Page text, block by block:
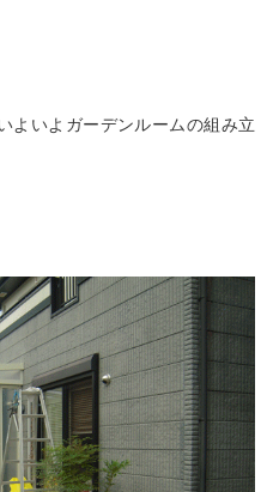
よいよガーデンルームの組み立